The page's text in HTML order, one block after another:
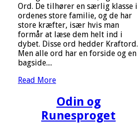
Ord. De tilhører en særlig klasse i
ordenes store familie, og de har
store kræfter, især hvis man
formår at læse dem helt ind i
dybet. Disse ord hedder Kraftord.
Men alle ord har en forside og en
bagside....
Read More
Odin og
Runesproget